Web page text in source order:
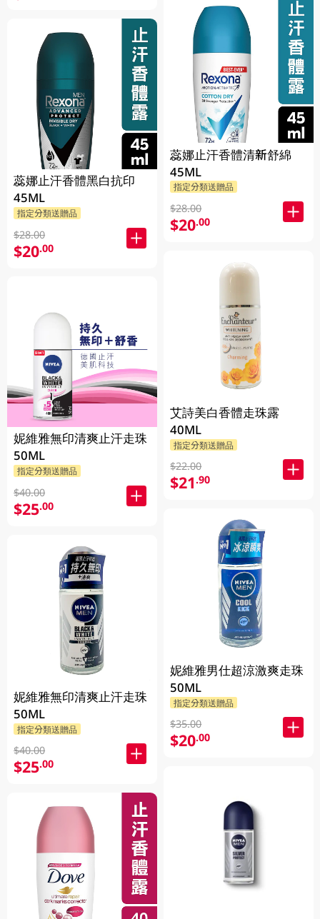
蕊娜止汗香體黑白抗印
45ML
指定分類送贈品
$28.00
$20.00
妮維雅無印清爽止汗走珠
50ML
指定分類送贈品
$40.00
$25.00
妮維雅無印清爽止汗走珠
50ML
指定分類送贈品
$40.00
$25.00
蕊娜止汗香體清新舒綿
45ML
指定分類送贈品
$28.00
$20.00
艾詩美白香體走珠露
40ML
指定分類送贈品
$22.00
$21.90
妮維雅男仕超涼激爽走珠
50ML
指定分類送贈品
$35.00
$20.00